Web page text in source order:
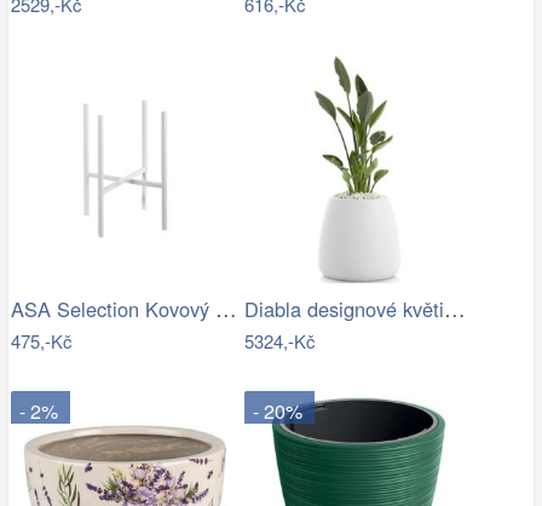
ASA Selection Kovový stojan na květináč…
475,-Kč
Diabla designové květináče Gobi 1
5324,-Kč
- 2% - 20%